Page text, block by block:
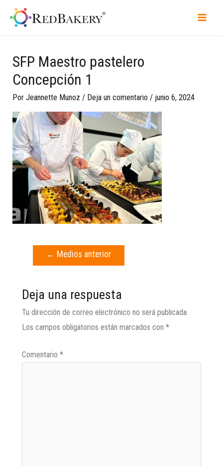
SFP Maestro pastelero
Concepción 1
PorJeannette Munoz / Deja un comentario / junio 6, 2024
← Medios anterior
Deja una respuesta
Tu dirección de correo electrónico no será publicada.
Los campos obligatorios están marcados con *
Comentario *